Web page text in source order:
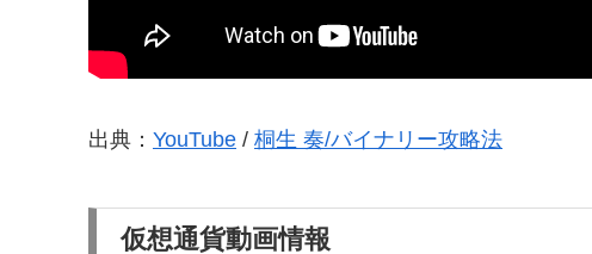
出典： YouTube / 桐生 奏/バイナリー攻略法
仮想通貨動画情報